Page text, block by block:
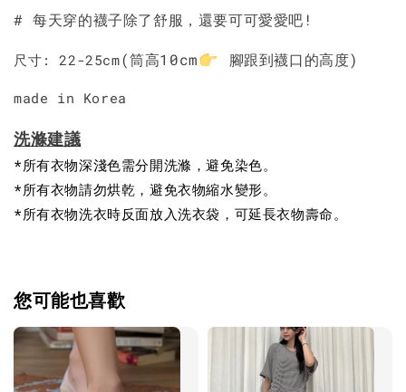
# 每天穿的襪子除了舒服，還要可可愛愛吧!
尺寸: 22-25cm(筒高10cm 腳跟到襪口的高度)
made in Korea
洗滌建議
*所有衣物深淺色需分開洗滌，避免染色。
*所有衣物請勿烘乾，避免衣物縮水變形。
*所有衣物洗衣時反面放入洗衣袋，可延長衣物壽命。
您可能也喜歡